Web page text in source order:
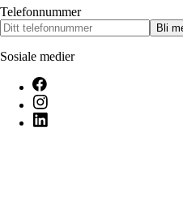
Telefonnummer
Bli
Sosiale medier